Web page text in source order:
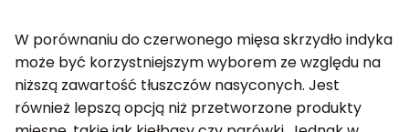
W porównaniu do czerwonego mięsa skrzydło indyka
może być korzystniejszym wyborem ze względu na
niższą zawartość tłuszczów nasyconych. Jest
również lepszą opcją niż przetworzone produkty